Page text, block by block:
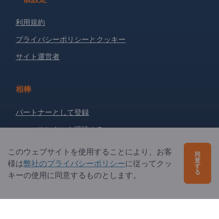
利用規約
プライバシーポリシーとクッキー
サイト運営者
相棒
パートナーとして登録
ニュースレターを購読する
ご質問は？
サービス内容
このウェブサイトを使用することにより、お客
様は弊社のプライバシーポリシーに従ってクッ
キーの使用に同意するものとします。
同
意
す
る